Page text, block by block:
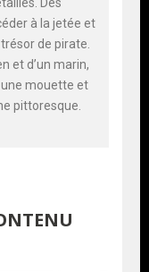
Des
à la jetée et
de pirate.
et d’un marin,
une mouette et
pittoresque.